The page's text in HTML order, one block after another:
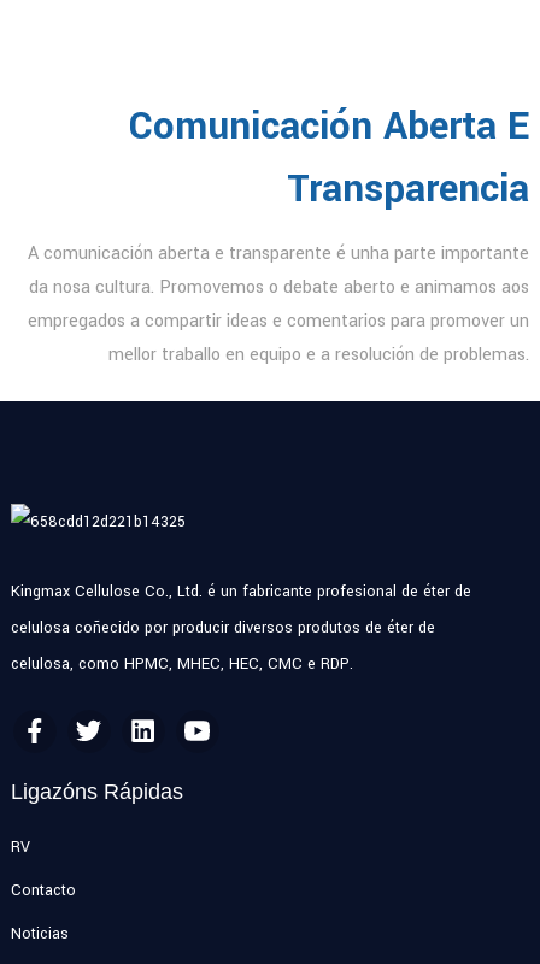
Comunicación Aberta E
Transparencia
A comunicación aberta e transparente é unha parte importante
da nosa cultura. Promovemos o debate aberto e animamos aos
empregados a compartir ideas e comentarios para promover un
mellor traballo en equipo e a resolución de problemas.
Kingmax Cellulose Co., Ltd. é un fabricante profesional de éter de
celulosa coñecido por producir diversos produtos de éter de
celulosa, como HPMC, MHEC, HEC, CMC e RDP.
Ligazóns Rápidas
RV
Contacto
Noticias